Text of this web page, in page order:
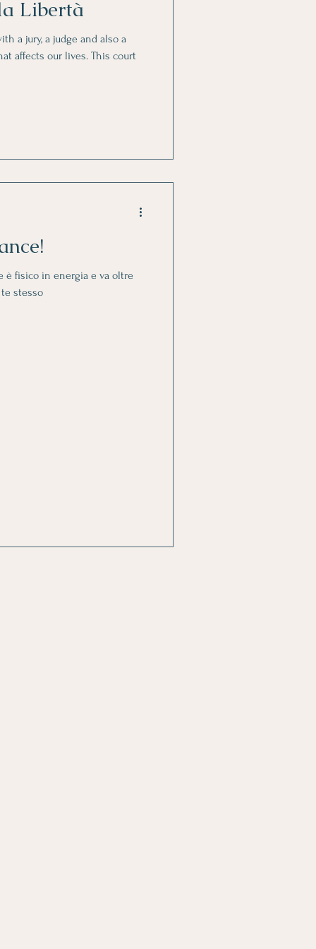
Libertà
a jury, a judge and also a
affects our lives. This court
è fisico in energia e va oltre
stesso